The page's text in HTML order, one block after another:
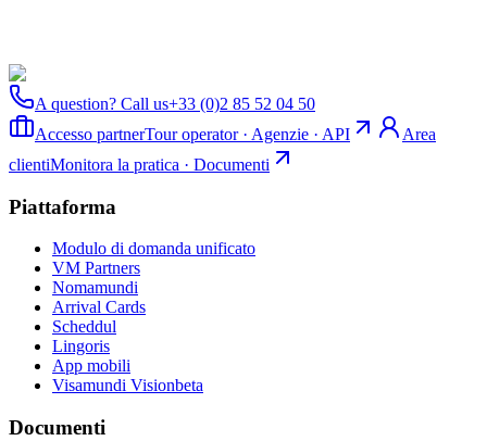
A question? Call us+33 (0)2 85 52 04 50
Accesso partnerTour operator · Agenzie · API
Area
clientiMonitora la pratica · Documenti
Piattaforma
Modulo di domanda unificato
VM Partners
Nomamundi
Arrival Cards
Scheddul
Lingoris
App mobili
Visamundi Visionbeta
Documenti